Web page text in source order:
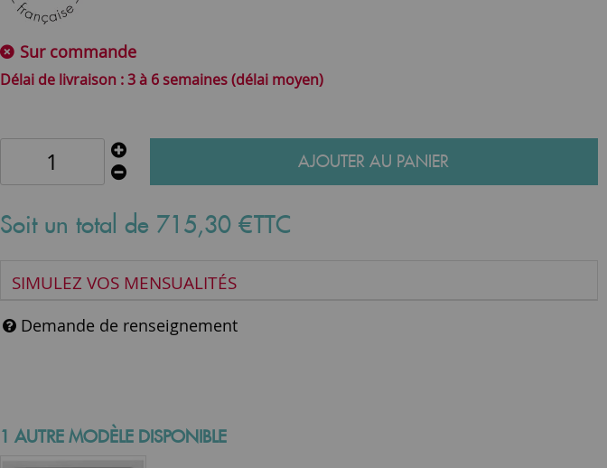
Sur commande
3 à 6 semaines (délai moyen)
AJOUTER AU PANIER
Soit un total de 715,30 €TTC
SIMULEZ VOS MENSUALITÉS
Demande de renseignement
1 AUTRE MODÈLE DISPONIBLE